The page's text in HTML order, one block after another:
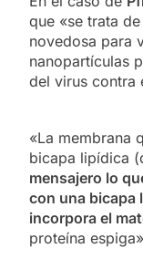
que «se trata
novedosa para
nanopartículas
del virus contra
«La membrana
bicapa lipídica
mensajero lo
con una bicapa
incorpora el
proteína